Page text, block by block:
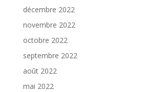
décembre 2022
novembre 2022
octobre 2022
septembre 2022
août 2022
mai 2022